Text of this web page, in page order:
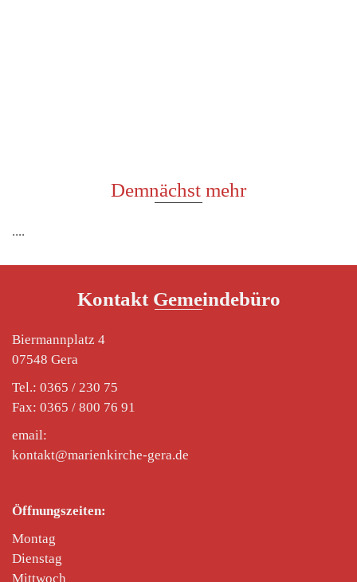
Demnächst mehr
....
Kontakt Gemeindebüro
Biermannplatz 4
07548 Gera
Tel.: 0365 / 230 75
Fax: 0365 / 800 76 91
email:
kontakt@marienkirche-gera.de
Öffnungszeiten:
Montag
Dienstag
Mittwoch